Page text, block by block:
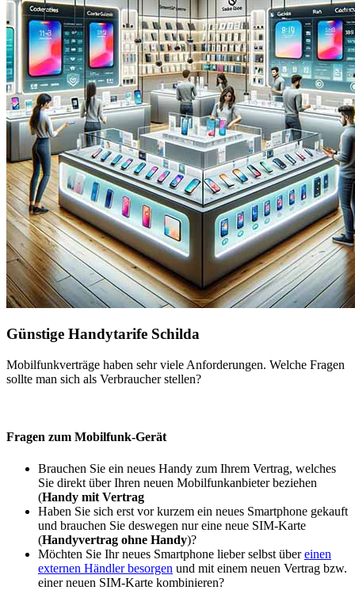
Günstige Handytarife Schilda
Mobilfunkverträge haben sehr viele Anforderungen. Welche Fragen
sollte man sich als Verbraucher stellen?
Fragen zum Mobilfunk-Gerät
Brauchen Sie ein neues Handy zum Ihrem Vertrag, welches
Sie direkt über Ihren neuen Mobilfunkanbieter beziehen
(Handy mit Vertrag
Haben Sie sich erst vor kurzem ein neues Smartphone gekauft
und brauchen Sie deswegen nur eine neue SIM-Karte
(Handyvertrag ohne Handy)?
Möchten Sie Ihr neues Smartphone lieber selbst übereinen
externen Händler besorgen und mit einem neuen Vertrag bzw.
einer neuen SIM-Karte kombinieren?